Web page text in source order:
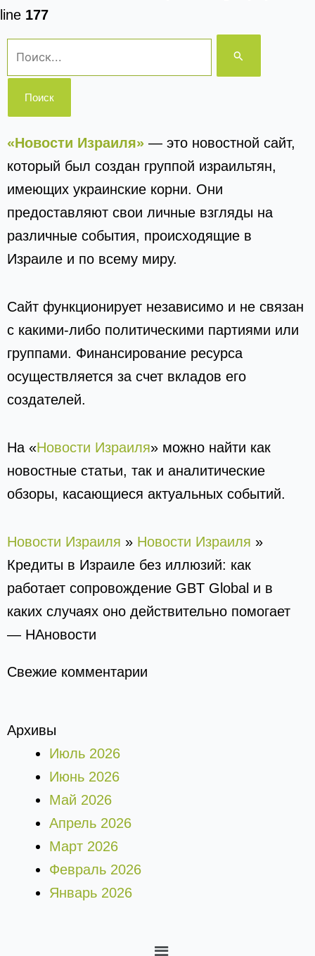
line 177
Поиск:
«Новости Израиля» — это новостной сайт,
который был создан группой израильтян,
имеющих украинские корни. Они
предоставляют свои личные взгляды на
различные события, происходящие в
Израиле и по всему миру.
Сайт функционирует независимо и не связан
с какими-либо политическими партиями или
группами. Финансирование ресурса
осуществляется за счет вкладов его
создателей.
На «Новости Израиля» можно найти как
новостные статьи, так и аналитические
обзоры, касающиеся актуальных событий.
Новости Израиля » Новости Израиля »
Кредиты в Израиле без иллюзий: как
работает сопровождение GBT Global и в
каких случаях оно действительно помогает
— НАновости
Свежие комментарии
Архивы
Июль 2026
Июнь 2026
Май 2026
Апрель 2026
Март 2026
Февраль 2026
Январь 2026
Меню